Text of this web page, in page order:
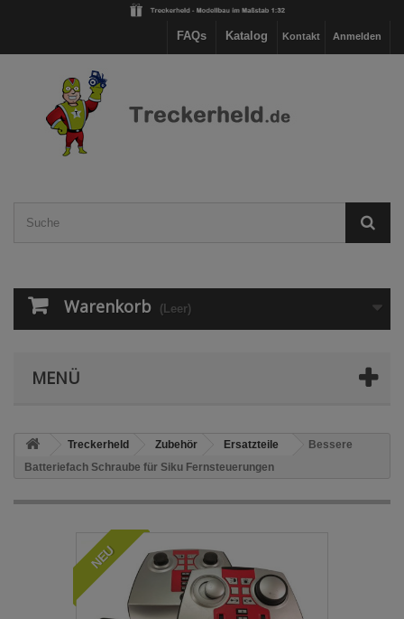
Anmelden
Kontakt
Katalog
FAQs
Warenkorb (Leer)
MENÜ
Treckerheld Zubehör Ersatzteile
Bessere
Batteriefach Schraube für Siku Fernsteuerungen
NEU